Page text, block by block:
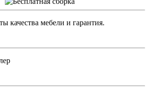
качества мебели и гарантия.